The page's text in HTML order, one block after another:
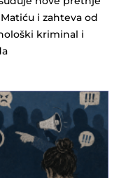
i zahteva od
kriminal i